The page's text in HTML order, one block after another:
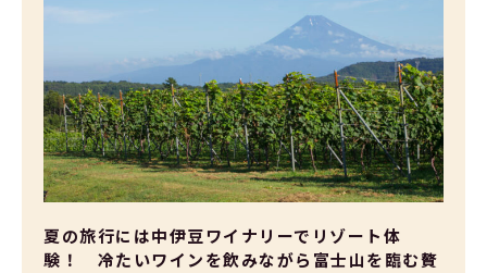
夏の旅行には中伊豆ワイナリーでリゾート体
験！ 冷たいワインを飲みながら富士山を臨む贅